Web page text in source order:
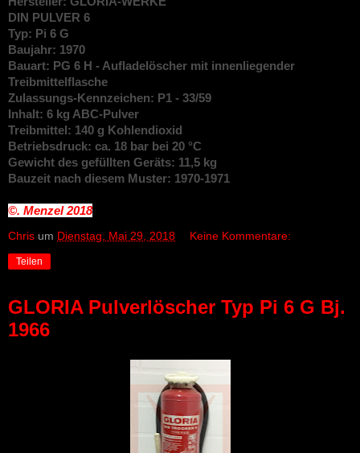
DIN PULVER 6
Typ: Pi 6 G
Baujahr: 1970
Bauart: PG 6 H - Aufladelöscher mit innenliegender
Treibmittelflasche
Zulassungs-Kennzeichen: P1 - 33/59
Inhalt: 6 kg ABC-Pulver
Treibmittel: 140 g Kohlendioxid
Betriebsdruck: ca. 18 bar bei 20 °C
Gewicht des gefüllten Geräts: 11,5 kg
Bauzeit nach diesem Muster: 1970-1971
©. Menzel2018
Chris um Dienstag, Mai 29, 2018 Keine Kommentare:
Teilen
GLORIA Pulverlöscher Typ Pi 6 G Bj.
1966